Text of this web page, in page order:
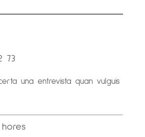
73
una entrevista quan vulguis